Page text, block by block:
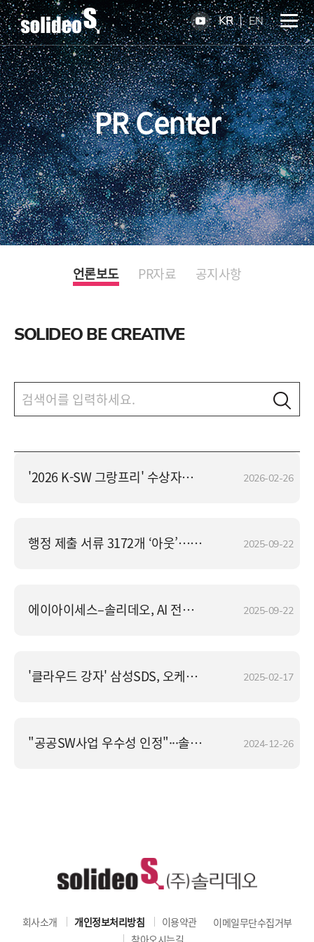
KR EN
PR Center
언론보도 PR자료 공지사항
SOLIDEO BE CREATIVE
'2026 K-SW 그랑프리' 수상자에 김숙희 솔리데오 대표 2026-02-26
행정 제출 서류 3172개 ‘아웃’… 국민편의·환경 ‘업’ 비용 ‘다운’ 2025-09-22
에이아이세스–솔리데오, AI 전략 협력 맞손 2025-09-22
'클라우드 강자' 삼성SDS, 오케스트로 꺾고 최대 6천억 규모 공공 사업 따냈다 2025-02-17
"공공SW사업 우수성 인정"···솔리데오, SP인증 활성화 NIPA 원장상 수상 2024-12-26
회사소개 개인정보처리방침 이용약관
이메일무단수집거부
찾아오시는길